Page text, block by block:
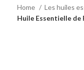
Home
Les huiles
Huile Essentielle de